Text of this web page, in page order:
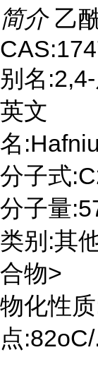
简介 乙
别名
英文
名
分子式
分子量
类别:其
合物>
物化性
点